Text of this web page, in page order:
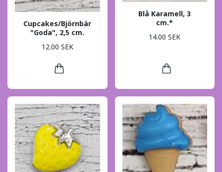
Cupcakes/Björnbär
"Goda", 2,5 cm.
12.00 SEK
Blå Karamell, 3
cm.*
14.00 SEK